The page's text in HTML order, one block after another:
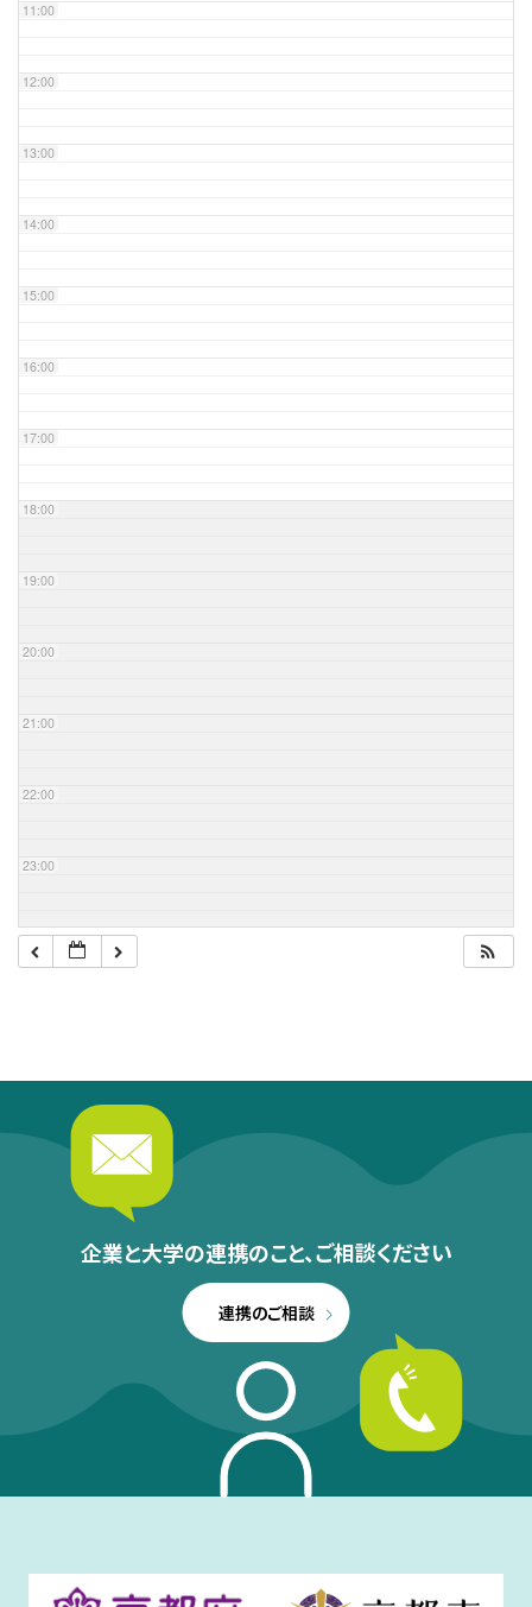
11:00
12:00
13:00
14:00
15:00
16:00
17:00
18:00
19:00
20:00
21:00
22:00
23:00
企業と大学の連携のこと、ご相談ください
連携のご相談